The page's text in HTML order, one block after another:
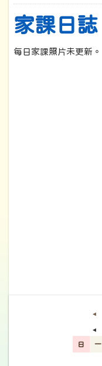
家課日誌
每日家課照片未更新。
◄
◄
日 一